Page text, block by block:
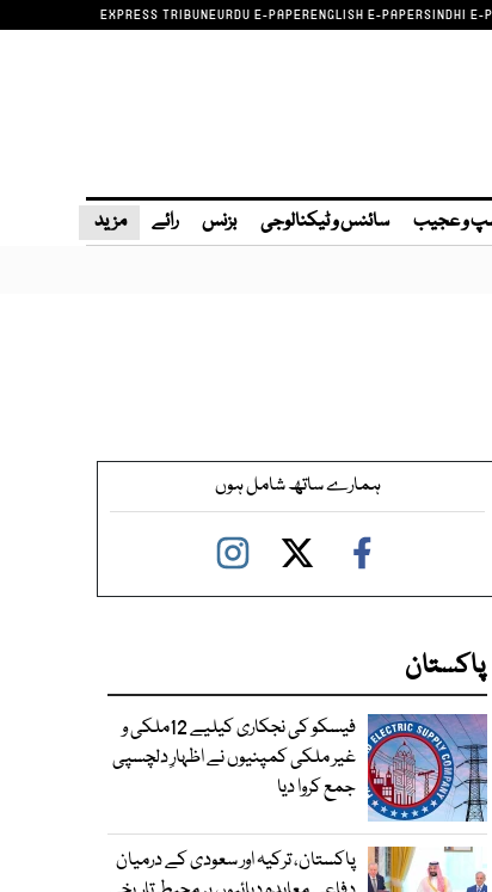
EXPRESS TRIBUNEURDU E-PAPERENGLISH E-PAPERSINDHI E-
و عجیب سائنس و ٹیکنالوجی بزنس رائے مزید
ہمارے ساتھ شامل ہوں
پاکستان
فیسکو کی نجکاری کیلیے 12ملکی و
غیر ملکی کمپنیوں نے اظہارِ دلچسپی
جمع کروا دیا
پاکستان، ترکیہ اور سعودی کے درمیان